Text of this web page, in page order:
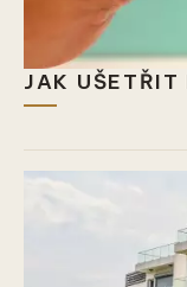
JAK UŠETŘIT